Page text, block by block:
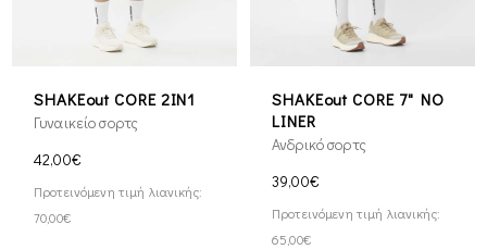
SHAKEout CORE 2IN1
Γυναικείο σορτς
42,00€
Προτεινόμενη τιμή λιανικής:
70,00€
SHAKEout CORE 7" NO
LINER
Ανδρικό σορτς
39,00€
Προτεινόμενη τιμή λιανικής:
65,00€